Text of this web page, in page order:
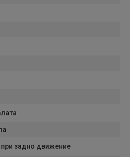
при задно движение